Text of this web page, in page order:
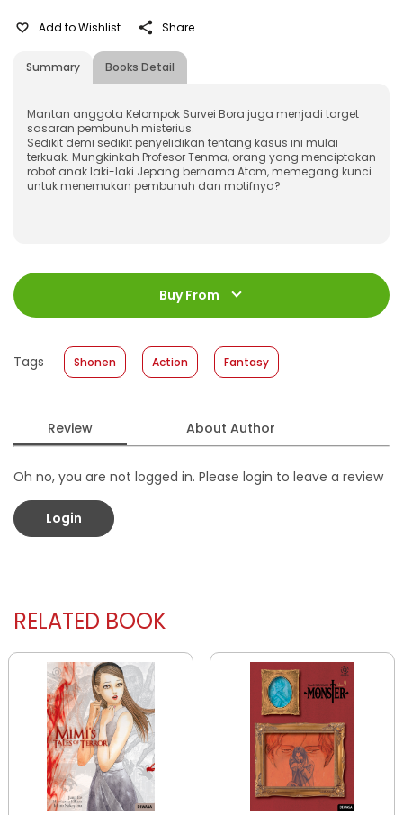
Summary Books Detail
Add to Wishlist Share
Mantan anggota Kelompok Survei Bora juga menjadi target
sasaran pembunuh misterius.
Sedikit demi sedikit penyelidikan tentang kasus ini mulai
terkuak. Mungkinkah Profesor Tenma, orang yang menciptakan
robot anak laki-laki Jepang bernama Atom, memegang kunci
untuk menemukan pembunuh dan motifnya?
ISBN :
978-623-03-1729-3
198 halaman
Size
:
13 x 18
Format
: Softcover
Buy From
Tags Shonen Action Fantasy
Review About Author
Oh no, you are not logged in. Please login to leave a review
Login
RELATED BOOK